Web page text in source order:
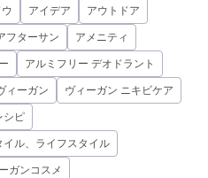
アイデア アウトドア
フターサン アメニティ
アルミフリー デオドラント
ィーガン ヴィーガン ニキビケア
シピ
ル、ライフスタイル
ガンコスメ